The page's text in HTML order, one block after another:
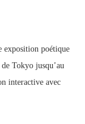
exposition poétique
Tokyo jusqu’au
interactive avec